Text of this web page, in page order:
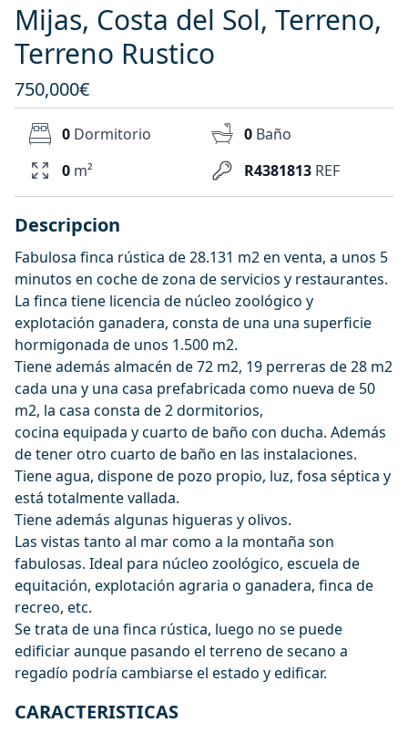
Mijas, Costa del Sol, Terreno,
Terreno Rustico
750,000€
R4381813 REF
0 Dormitorio 0 Baño
0 m²
Descripcion
Fabulosa finca rústica de 28.131 m2 en venta, a unos 5
minutos en coche de zona de servicios y restaurantes.
La finca tiene licencia de núcleo zoológico y
explotación ganadera, consta de una una superficie
hormigonada de unos 1.500 m2.
Tiene además almacén de 72 m2, 19 perreras de 28 m2
cada una y una casa prefabricada como nueva de 50
m2, la casa consta de 2 dormitorios,
cocina equipada y cuarto de baño con ducha. Además
de tener otro cuarto de baño en las instalaciones.
Tiene agua, dispone de pozo propio, luz, fosa séptica y
está totalmente vallada.
Tiene además algunas higueras y olivos.
Las vistas tanto al mar como a la montaña son
fabulosas. Ideal para núcleo zoológico, escuela de
equitación, explotación agraria o ganadera, finca de
recreo, etc.
Se trata de una finca rústica, luego no se puede
edificiar aunque pasando el terreno de secano a
regadío podría cambiarse el estado y edificar.
CARACTERISTICAS